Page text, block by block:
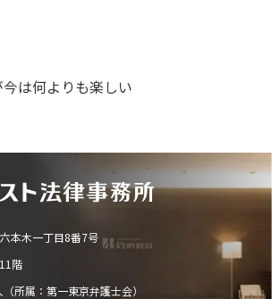
にとっては人生の一大事であると捉
信念を信じること
倹
ずれば、鬼神も之を避く
は何よりも楽しい
本木一丁目8番7号
階
所属：第一東京弁護士会）